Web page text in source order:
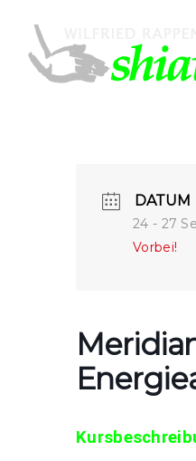
DATUM
24 - 27
Vorbei!